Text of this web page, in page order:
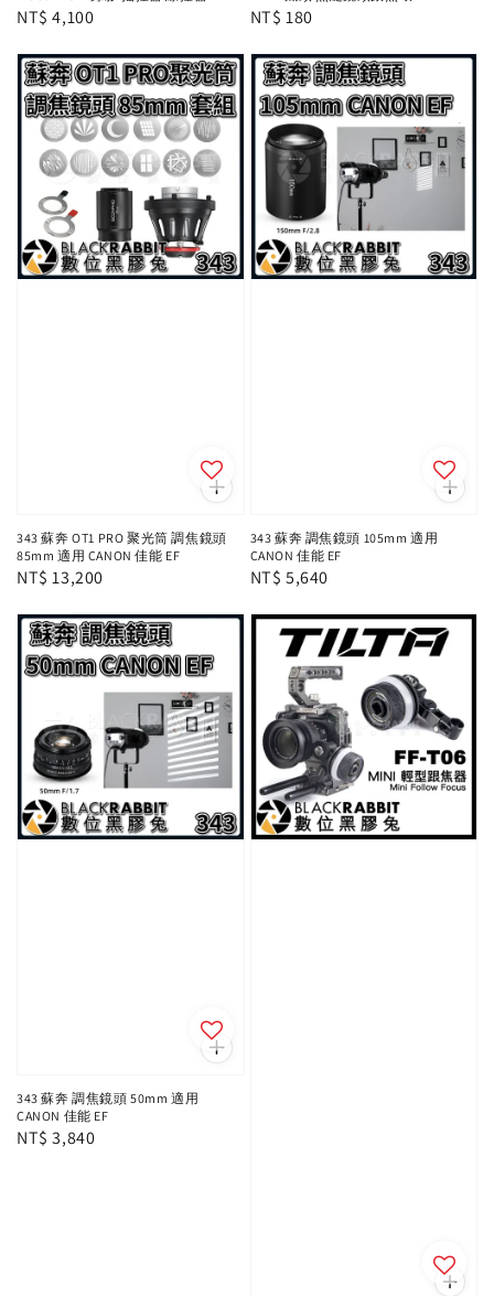
Regular
NT$ 4,100
Regular
NT$ 180
343 蘇奔 OT1 PRO 聚光筒 調焦鏡頭
85mm 適用 CANON 佳能 EF
Regular
NT$ 13,200
343 蘇奔 調焦鏡頭 105mm 適用
CANON 佳能 EF
Regular
NT$ 5,640
343 蘇奔 調焦鏡頭 50mm 適用
CANON 佳能 EF
Regular
NT$ 3,840